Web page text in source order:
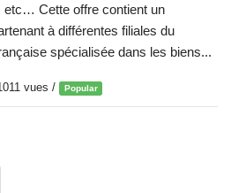
etc… Cette offre contient un
à différentes filiales du
spécialisée dans les biens...
vues / Popular